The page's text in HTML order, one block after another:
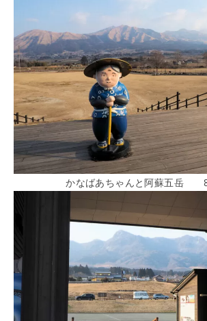
かなばあちゃんと阿蘇五岳